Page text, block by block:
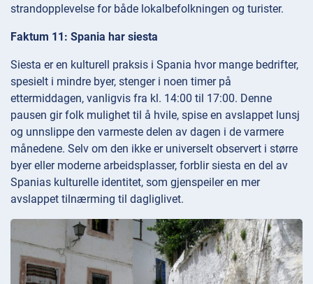
strandopplevelse for både lokalbefolkningen og turister.
Faktum 11: Spania har siesta
Siesta er en kulturell praksis i Spania hvor mange bedrifter,
spesielt i mindre byer, stenger i noen timer på
ettermiddagen, vanligvis fra kl. 14:00 til 17:00. Denne
pausen gir folk mulighet til å hvile, spise en avslappet lunsj
og unnslippe den varmeste delen av dagen i de varmere
månedene. Selv om den ikke er universelt observert i større
byer eller moderne arbeidsplasser, forblir siesta en del av
Spanias kulturelle identitet, som gjenspeiler en mer
avslappet tilnærming til dagliglivet.